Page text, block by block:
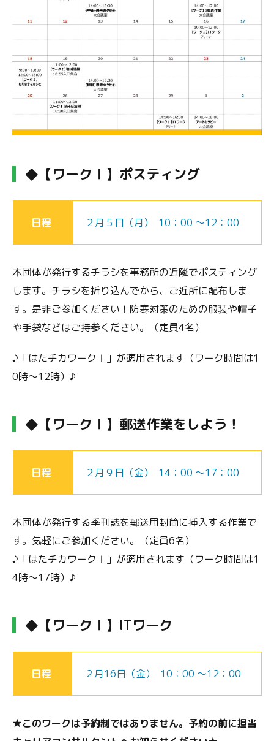
◆【ワークⅠ】ポスティング
日程 ２月５日（月） 10：00 ～12：00
本団体が発行するチラシを事務所の近隣でポスティング
します。チラシを折り込んでから、ご近所に配布しま
す。是非ご参加ください！防寒対策のための服装や帽子
や手袋などはご持参ください。（定員4名）
♪「はたチカワークⅠ」が適用されます（ワーク時間は1
0時～12時）♪
◆【ワークⅠ】郵送作業をしよう！
日程 ２月９日（金） 14：00 ～17：00
本団体が発行する季刊誌を郵送用封筒に挿入する作業で
す。気軽にご参加ください。（定員6名）
♪「はたチカワークⅠ」が適用されます（ワーク時間は1
4時～17時）♪
◆【ワークⅠ】ITワーク
日程 ２月16日（金） 10：00 ～12：00
★このワークは予約制ではありません。予約の前に担当